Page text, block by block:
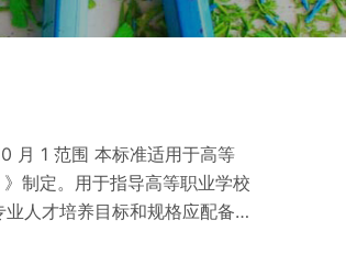
月 1 范围 本标准适用于高等
制定。用于指导高等职业学校
人才培养目标和规格应配备
所及功能 虚拟现实技术应用